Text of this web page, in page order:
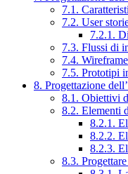
7.1.
7.2. User
7.2.1.
7.3. Flussi di
7.4. Wireframe
7.5. Prototipi
8. Progettazione
8.1. Obiettivi
8.2. Elementi
8.2.1.
8.2.2.
8.2.3.
8.3.